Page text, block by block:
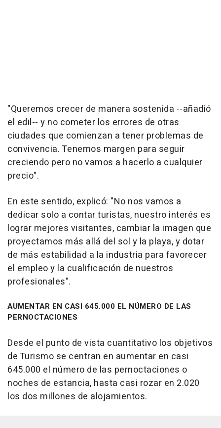
"Queremos crecer de manera sostenida --añadió
el edil-- y no cometer los errores de otras
ciudades que comienzan a tener problemas de
convivencia. Tenemos margen para seguir
creciendo pero no vamos a hacerlo a cualquier
precio".
En este sentido, explicó: "No nos vamos a
dedicar solo a contar turistas, nuestro interés es
lograr mejores visitantes, cambiar la imagen que
proyectamos más allá del sol y la playa, y dotar
de más estabilidad a la industria para favorecer
el empleo y la cualificación de nuestros
profesionales".
AUMENTAR EN CASI 645.000 EL NÚMERO DE LAS
PERNOCTACIONES
Desde el punto de vista cuantitativo los objetivos
de Turismo se centran en aumentar en casi
645.000 el número de las pernoctaciones o
noches de estancia, hasta casi rozar en 2.020
los dos millones de alojamientos.